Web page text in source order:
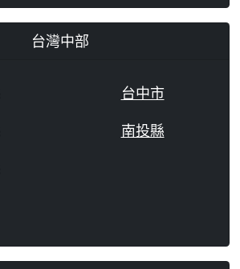
台灣中部
台中市
南投縣